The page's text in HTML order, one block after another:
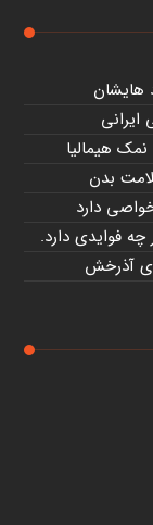
هایشان
هیمالیا
بدن
دارد
فوایدی دارد.
آذرخش